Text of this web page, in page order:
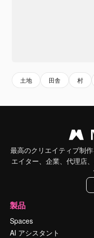
土地 田舎 村
最高のクリエイティブ制
エイター、企業、代理店
製品
Spaces
AI アシスタント